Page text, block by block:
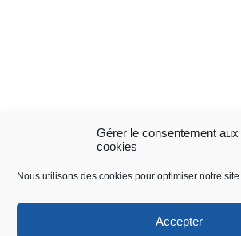
Gérer le consentement aux
cookies
Nous utilisons des cookies pour optimiser notre site
Accepter
Dolleren, à votre
Contactez-
nous